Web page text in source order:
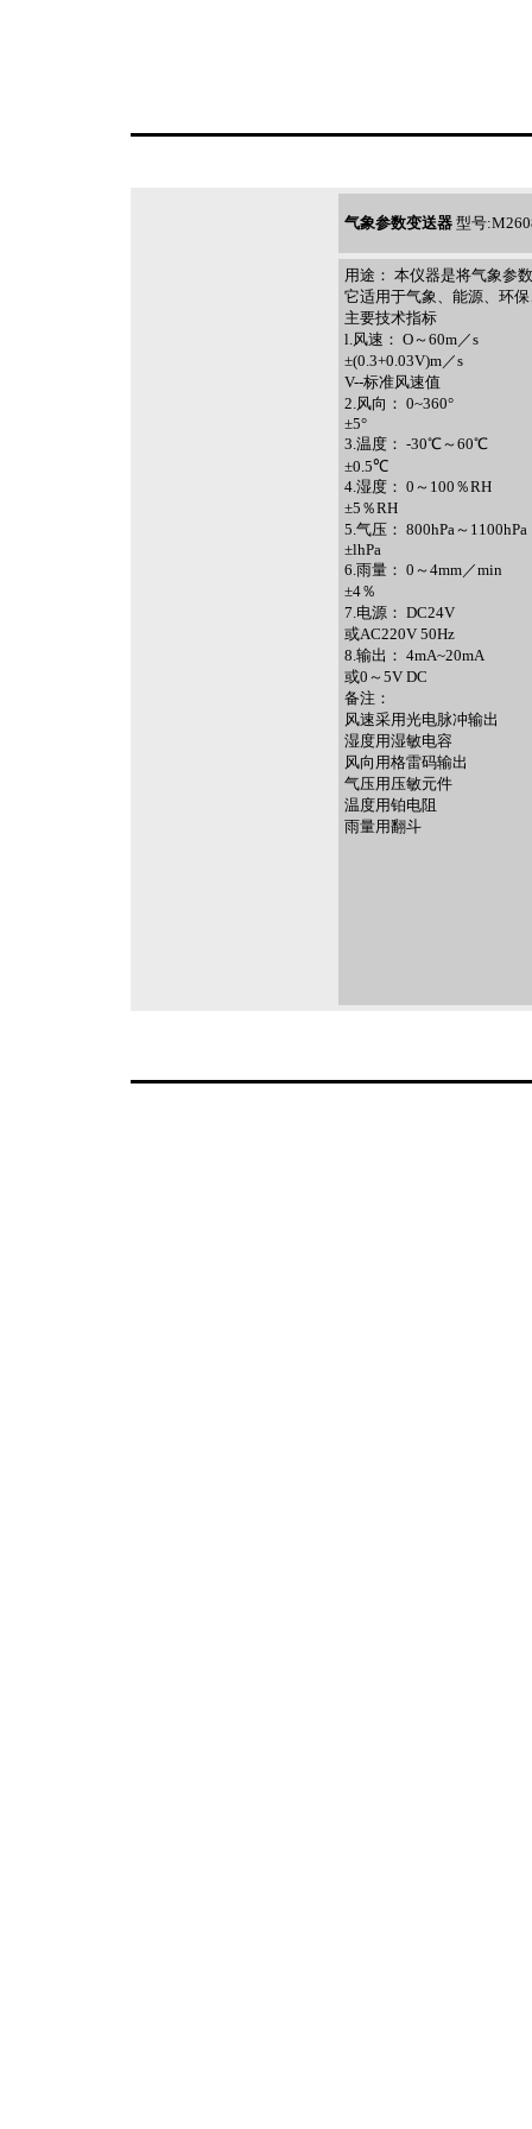
气象参数变送器 型号
用途： 本仪器是将气象参
它适用于气象、能源、环
主要技术指标
l.风速： O～60m／s
±(0.3+0.03V)m／s
V--标准风速值
2.风向： 0~360°
±5°
3.温度： -30℃～60℃
±0.5℃
4.湿度： 0～100％RH
±5％RH
5.气压： 800hPa～1100hPa
±lhPa
6.雨量： 0～4mm／min
±4％
7.电源： DC24V
或AC220V 50Hz
8.输出： 4mA~20mA
或0～5V DC
备注：
风速采用光电脉冲输出
湿度用湿敏电容
风向用格雷码输出
气压用压敏元件
温度用铂电阻
雨量用翻斗